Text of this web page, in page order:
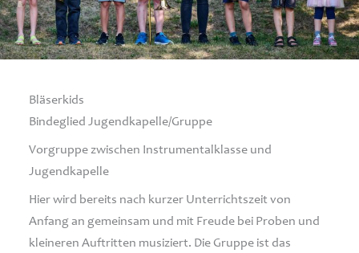
Bläserkids
Bindeglied Jugendkapelle/Gruppe
Vorgruppe zwischen Instrumentalklasse und
Jugendkapelle
Hier wird bereits nach kurzer Unterrichtszeit von
Anfang an gemeinsam und mit Freude bei Proben und
kleineren Auftritten musiziert. Die Gruppe ist das